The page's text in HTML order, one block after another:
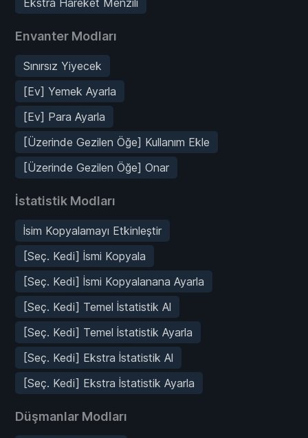
Envanter Modları
Sınırsız Yiyecek
[Ev] Yemek Ayarla
[Ev] Para Ayarla
[Üzerinde Gezilen Öğe] Kullanım Ekle
[Üzerinde Gezilen Öğe] Onar
İstatistik Modları
İsim Kopyalamayı Etkinleştir
[Seç. Kedi] İsmi Kopyala
[Seç. Kedi] İsmi Kopyalanana Ayarla
[Seç. Kedi] Temel İstatistik Al
[Seç. Kedi] Temel İstatistik Ayarla
[Seç. Kedi] Ekstra İstatistik Al
[Seç. Kedi] Ekstra İstatistik Ayarla
Düşmanlar Modları